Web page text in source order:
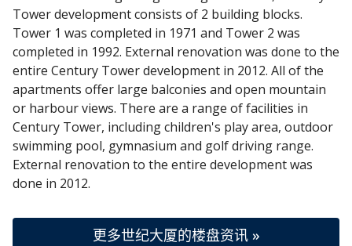
Tower development consists of 2 building blocks.
Tower 1 was completed in 1971 and Tower 2 was
completed in 1992. External renovation was done to the
entire Century Tower development in 2012. All of the
apartments offer large balconies and open mountain
or harbour views. There are a range of facilities in
Century Tower, including children's play area, outdoor
swimming pool, gymnasium and golf driving range.
External renovation to the entire development was
done in 2012.
更多世纪大厦的楼盘资讯 »